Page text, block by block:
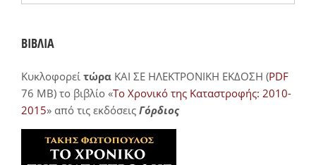
ΒΙΒΛΙΑ
Κυκλοφορεί τώρα ΚΑΙ ΣΕ ΗΛΕΚΤΡΟΝΙΚΗ ΕΚΔΟΣΗ (PDF
76 MB) το βιβλίο «Το Χρονικό της Καταστροφής: 2010-
2015» από τις εκδόσεις Γόρδιος